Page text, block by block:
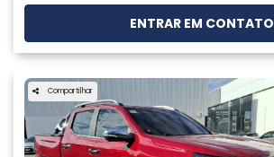
ENTRAR EM CONTATO
Compartilhar